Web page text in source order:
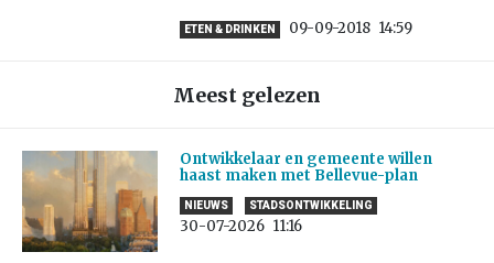
ETEN & DRINKEN 09-09-2018 14:59
Meest gelezen
Ontwikkelaar en gemeente willen
haast maken met Bellevue-plan
NIEUWS STADSONTWIKKELING
30-07-2026 11:16